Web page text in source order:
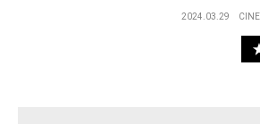
2024.03.29